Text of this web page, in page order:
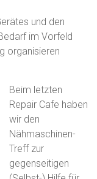
und den
im Vorfeld
organisieren
Beim letzten
Repair Cafe haben
wir den
Nähmaschinen-
Treff zur
gegenseitigen